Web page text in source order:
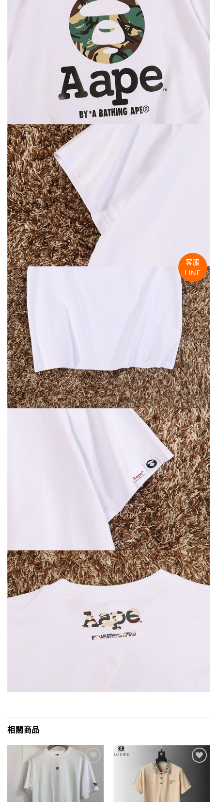
相關商品
Add to
wishlist
wishlist
客服
LINE